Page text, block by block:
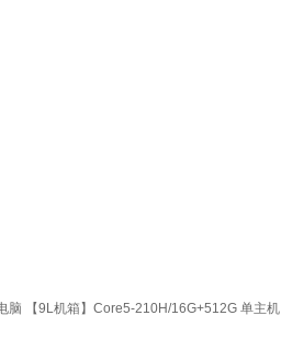
脑 【9L机箱】Core5-210H/16G+512G 单主机